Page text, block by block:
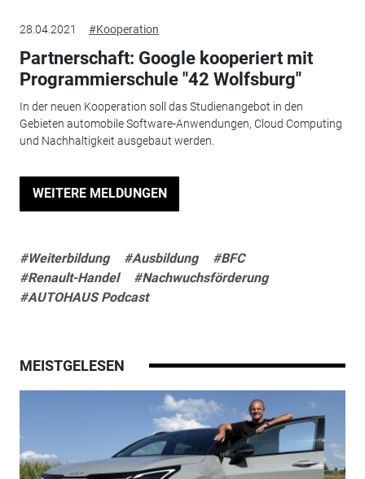
28.04.2021 #Kooperation
Partnerschaft: Google kooperiert mit
Programmierschule "42 Wolfsburg"
In der neuen Kooperation soll das Studienangebot in den
Gebieten automobile Software-Anwendungen, Cloud Computing
und Nachhaltigkeit ausgebaut werden.
WEITERE MELDUNGEN
#Weiterbildung #Ausbildung
#BFC
#Renault-Handel
#Nachwuchsförderung
#AUTOHAUS Podcast
MEISTGELESEN